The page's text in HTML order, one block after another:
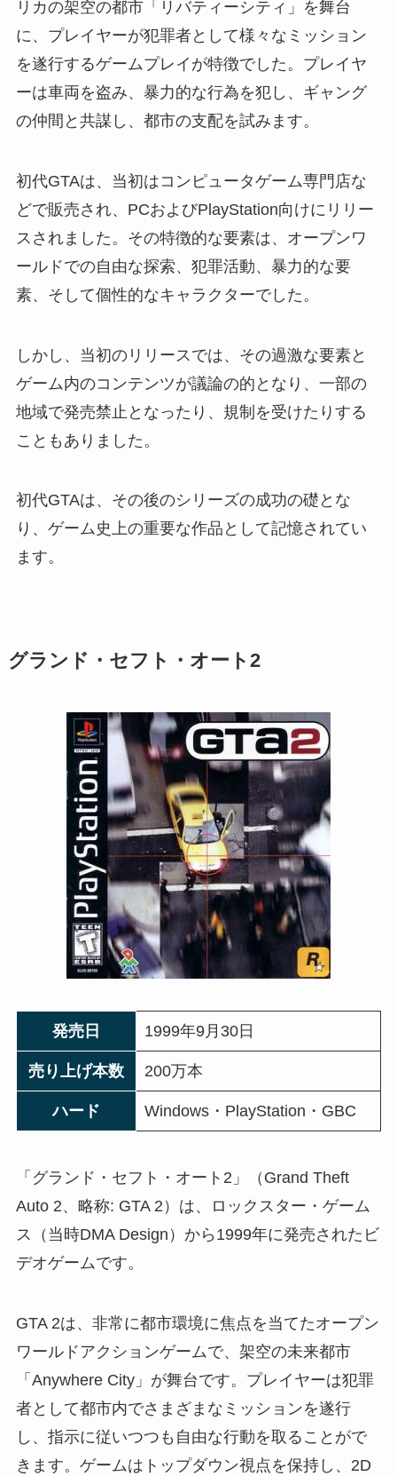
リカの架空の都市「リバティーシティ」を舞台
に、プレイヤーが犯罪者として様々なミッション
を遂行するゲームプレイが特徴でした。プレイヤ
ーは車両を盗み、暴力的な行為を犯し、ギャング
の仲間と共謀し、都市の支配を試みます。
初代GTAは、当初はコンピュータゲーム専門店な
どで販売され、PCおよびPlayStation向けにリリー
スされました。その特徴的な要素は、オープンワ
ールドでの自由な探索、犯罪活動、暴力的な要
素、そして個性的なキャラクターでした。
しかし、当初のリリースでは、その過激な要素と
ゲーム内のコンテンツが議論の的となり、一部の
地域で発売禁止となったり、規制を受けたりする
こともありました。
初代GTAは、その後のシリーズの成功の礎とな
り、ゲーム史上の重要な作品として記憶されてい
ます。
グランド・セフト・オート2
発売日 1999年9月30日
売り上げ本数 200万本
ハード Windows・PlayStation・GBC
「グランド・セフト・オート2」（Grand Theft
Auto 2、略称: GTA 2）は、ロックスター・ゲーム
ス（当時DMA Design）から1999年に発売されたビ
デオゲームです。
GTA 2は、非常に都市環境に焦点を当てたオープン
ワールドアクションゲームで、架空の未来都市
「Anywhere City」が舞台です。プレイヤーは犯罪
者として都市内でさまざまなミッションを遂行
し、指示に従いつつも自由な行動を取ることがで
きます。ゲームはトップダウン視点を保持し、2D